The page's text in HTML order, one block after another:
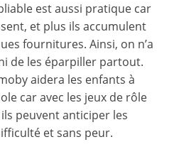
est aussi pratique car
et plus ils accumulent
fournitures. Ainsi, on n’a
de les éparpiller partout.
aidera les enfants à
car avec les jeux de rôle
peuvent anticiper les
et sans peur.